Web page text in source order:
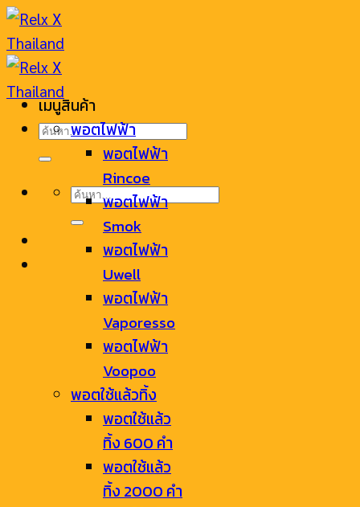
Skip
to
content
ค้นหา:
ค้นหา:
เมนูสินค้า
พอตไฟฟ้า
พอตไฟฟ้า
Rincoe
พอตไฟฟ้า
Smok
พอตไฟฟ้า
Uwell
พอตไฟฟ้า
Vaporesso
พอตไฟฟ้า
Voopoo
พอตใช้แล้วทิ้ง
พอตใช้แล้ว
ทิ้ง 600 คำ
พอตใช้แล้ว
ทิ้ง 2000 คำ